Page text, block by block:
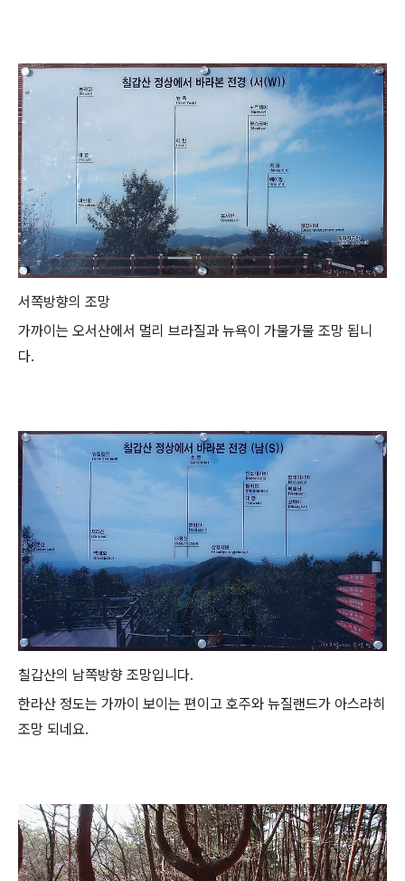
서쪽방향의 조망
가까이는 오서산에서 멀리 브라질과 뉴욕이 가물가물 조망 됩니
다.
칠갑산의 남쪽방향 조망입니다.
한라산 정도는 가까이 보이는 편이고 호주와 뉴질랜드가 아스라히
조망 되네요.